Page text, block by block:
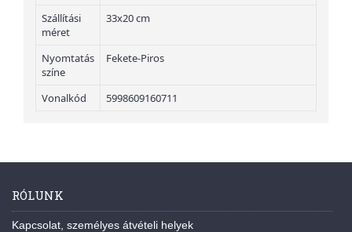
Szállítási
méret
33x20 cm
Nyomtatás
színe
Fekete-Piros
Vonalkód 5998609160711
RÓLUNK
Kapcsolat, személyes átvételi helyek